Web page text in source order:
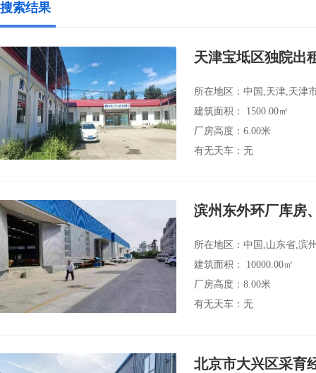
搜索结果
天津宝坻区独院出
所在地区：中国,天津,天津
建筑面积： 1500.00㎡
厂房高度：6.00米
有无天车：无
滨州东外环厂库房
所在地区：中国,山东省,滨
建筑面积： 10000.00㎡
厂房高度：8.00米
有无天车：无
北京市大兴区采育